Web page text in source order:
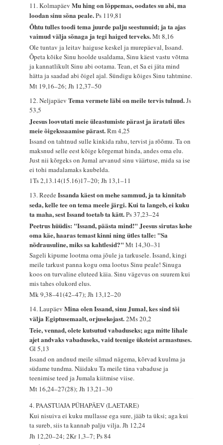
11. KolmapäevMu hing on lõppemas, oodates su abi, ma
loodan sinu sõna peale.Ps 119,81
Õhtu tulles toodi tema juurde palju seestunuid; ja ta ajas
vaimud välja sõnaga ja tegi haiged terveks.Mt 8,16
Ole tuntav ja leitav haiguse keskel ja murepäeval, Issand.
Õpeta kõike Sinu hoolde usaldama, Sinu käest vastu võtma
ja kannatlikult Sinu abi ootama. Tean, et Sa ei jäta mind
hätta ja saadad abi õigel ajal. Sündigu kõiges Sinu tahtmine.
Mt 19,16–26; Jh 12,37–50
12. NeljapäevTema vermete läbi on meile tervis tulnud.Js
53,5
Jeesus loovutati meie üleastumiste pärast ja äratati üles
meie õigekssaamise pärast.Rm 4,25
Issand on tahtnud sulle kinkida rahu, tervist ja rõõmu. Ta on
maksnud selle eest kõige kõrgemat hinda, andes oma elu.
Just nii kõrgeks on Jumal arvanud sinu väärtuse, mida sa ise
ei tohi madalamaks kaubelda.
1Ts 2,13.14(15.16)17–20; Jh 13,1–11
13. ReedeIssanda käest on mehe sammud, ja ta kinnitab
seda, kelle tee on tema meele järgi. Kui ta langeb, ei kuku
ta maha, sest Issand toetab ta kätt.Ps 37,23–24
Peetrus hüüdis: "Issand, päästa mind!" Jeesus sirutas kohe
oma käe, haaras temast kinni ning ütles talle: "Sa
nõdrausuline, miks sa kahtlesid?"Mt 14,30–31
Sageli kipume lootma oma jõule ja tarkusele. Issand, kingi
meile tarkust panna kogu oma lootus Sinu peale! Sinuga
koos on turvaline eluteed käia. Sinu vägevus on suurem kui
mis tahes olukord elus.
Mk 9,38–41(42–47); Jh 13,12–20
14. LaupäevMina olen Issand, sinu Jumal, kes sind tõi
välja Egiptusemaalt, orjusekojast.2Ms 20,2
Teie, vennad, olete kutsutud vabaduseks; aga mitte lihale
ajet andvaks vabaduseks, vaid teenige üksteist armastuses.
Gl 5,13
Issand on andnud meile silmad nägema, kõrvad kuulma ja
südame tundma. Näidaku Ta meile täna vabaduse ja
teenimise teed ja Jumala kiitmise viise.
Mt 16,24–27(28); Jh 13,21–30
4. PAASTUAJA PÜHAPÄEV (LAETARE)
Kui nisuiva ei kuku mullasse ega sure, jääb ta üksi; aga kui
ta sureb, siis ta kannab palju vilja.Jh 12,24
Jh 12,20–24; 2Kr 1,3–7; Ps 84